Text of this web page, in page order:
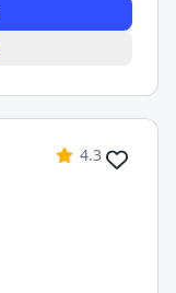
4.3